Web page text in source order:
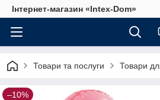
Інтернет-магазин «Intex-Dom»
Товари та послуги Товари
–10%